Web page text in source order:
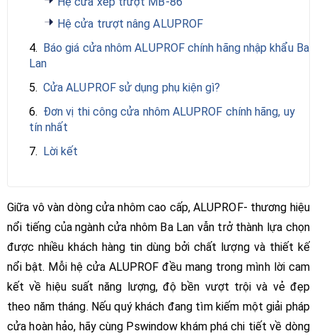
Hệ cửa trượt nâng ALUPROF
4. Báo giá cửa nhôm ALUPROF chính hãng nhập khẩu Ba
Lan
5. Cửa ALUPROF sử dụng phụ kiện gì?
6. Đơn vị thi công cửa nhôm ALUPROF chính hãng, uy
tín nhất
7. Lời kết
Giữa vô vàn dòng cửa nhôm cao cấp, ALUPROF- thương hiệu
nổi tiếng của ngành cửa nhôm Ba Lan vẫn trở thành lựa chọn
được nhiều khách hàng tin dùng bởi chất lượng và thiết kế
nổi bật. Mỗi hệ cửa ALUPROF đều mang trong mình lời cam
kết về hiệu suất năng lượng, độ bền vượt trội và vẻ đẹp
theo năm tháng. Nếu quý khách đang tìm kiếm một giải pháp
cửa hoàn hảo, hãy cùng Pswindow khám phá chi tiết về dòng